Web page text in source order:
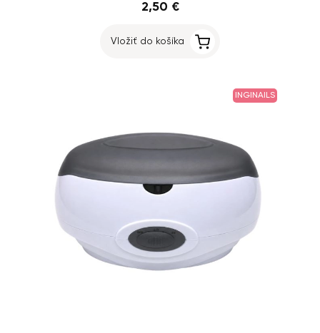
2,50 €
Vložiť do košíka
INGINAILS